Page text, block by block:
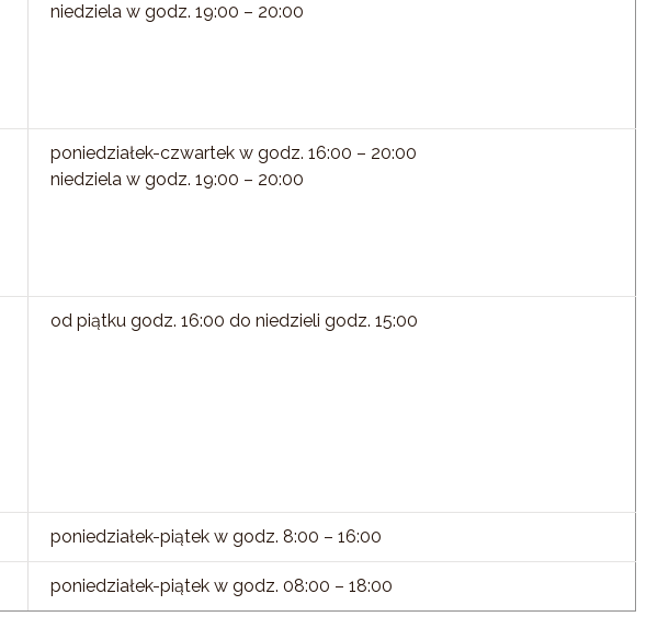
niedziela w godz. 19:00 – 20:00
poniedziałek-czwartek w godz. 16:00 – 20:00
niedziela w godz. 19:00 – 20:00
od piątku godz. 16:00 do niedzieli godz. 15:00
poniedziałek-piątek w godz. 8:00 – 16:00
poniedziałek-piątek w godz. 08:00 – 18:00